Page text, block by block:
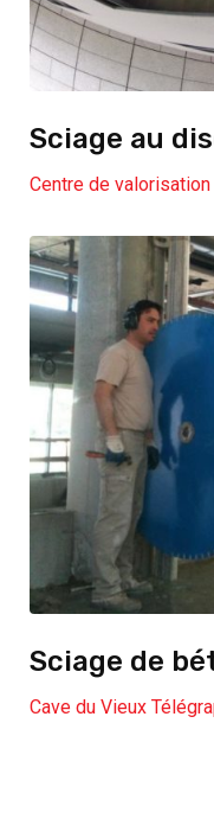
Sciage au
Centre de
Sciage de
Cave du Vieux